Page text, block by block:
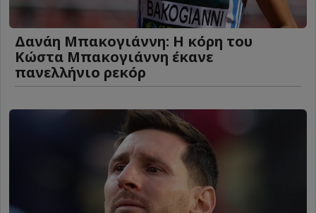
Δανάη Μπακογιάννη: Η κόρη του
Κώστα Μπακογιάννη έκανε
πανελλήνιο ρεκόρ